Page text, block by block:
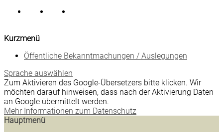
Kurzmenü
Öffentliche Bekanntmachungen / Auslegungen
Sprache auswählen
Zum Aktivieren des Google-Übersetzers bitte klicken. Wir
möchten darauf hinweisen, dass nach der Aktivierung Daten
an Google übermittelt werden.
Mehr Informationen zum Datenschutz
Hauptmenü